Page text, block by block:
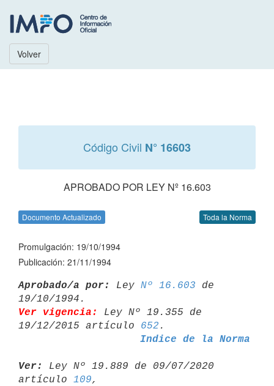
Volver
Código Civil N° 16603
APROBADO POR LEY Nº 16.603
Documento Actualizado Toda la Norma
Promulgación: 19/10/1994
Publicación: 21/11/1994
Aprobado/a por: Ley Nº 16.603 de
Ver vigencia:
Ley Nº 19.355 de
19/12/2015 artículo 652
Indice de la Norma
Ver:
Ley Nº 19.889 de 09/07/2020
artículo 109,